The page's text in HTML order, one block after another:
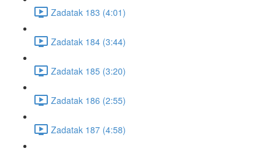
Zadatak 183 (4:01)
Zadatak 184 (3:44)
Zadatak 185 (3:20)
Zadatak 186 (2:55)
Zadatak 187 (4:58)